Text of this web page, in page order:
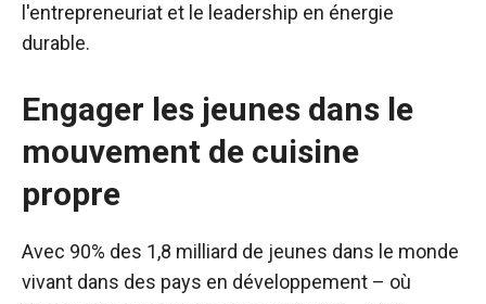
l'entrepreneuriat et le leadership en énergie
durable.
Engager les jeunes dans le
mouvement de cuisine
propre
Avec 90% des 1,8 milliard de jeunes dans le monde
vivant dans des pays en développement – où